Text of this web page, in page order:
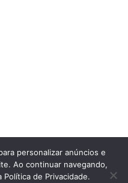
personalizar anúncios e
Ao continuar navegando,
de Privacidade.